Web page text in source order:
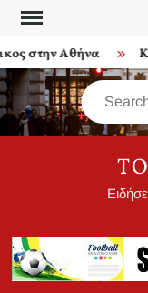
Skip
content
στην Αθήνα
Search